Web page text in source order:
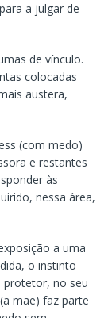
a julgar de
de vínculo.
colocadas
austera,
(com medo)
e restantes
às
nessa área,
a uma
o instinto
protetor, no seu
mãe) faz parte